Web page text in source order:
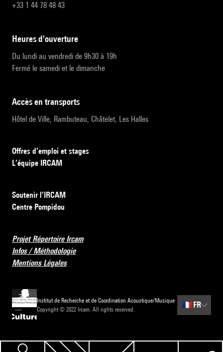
+33 1 44 78 48 43
heures d'ouverture
Du lundi au vendredi de 9h30 à 19h
Fermé le samedi et le dimanche
accès en transports
Hôtel de Ville, Rambuteau, Châtelet, Les Halles
Offres d’emploi et stages
L’équipe IRCAM
Soutenir l’IRCAM
Centre Pompidou
Projet Répertoire Ircam
Infos / Méthodologie
Mentions Légales
Institut de Recherche et de Coordination Acoustique/Musique
Copyright © 2022 Ircam. All rights reserved.
🇫🇷 FR